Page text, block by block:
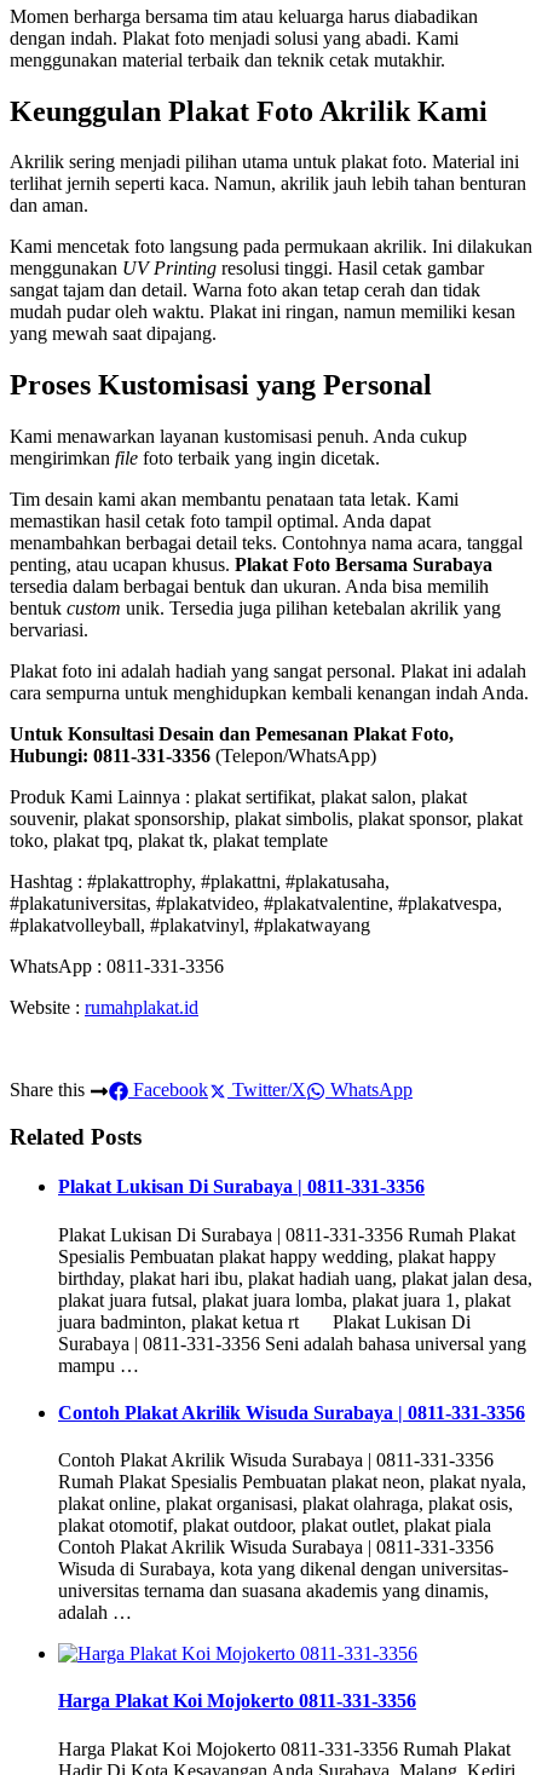
Momen berharga bersama tim atau keluarga harus diabadikan
dengan indah. Plakat foto menjadi solusi yang abadi. Kami
menggunakan material terbaik dan teknik cetak mutakhir.
Keunggulan Plakat Foto Akrilik Kami
Akrilik sering menjadi pilihan utama untuk plakat foto. Material ini
terlihat jernih seperti kaca. Namun, akrilik jauh lebih tahan benturan
dan aman.
Kami mencetak foto langsung pada permukaan akrilik. Ini dilakukan
menggunakan UV Printing resolusi tinggi. Hasil cetak gambar
sangat tajam dan detail. Warna foto akan tetap cerah dan tidak
mudah pudar oleh waktu. Plakat ini ringan, namun memiliki kesan
yang mewah saat dipajang.
Proses Kustomisasi yang Personal
Kami menawarkan layanan kustomisasi penuh. Anda cukup
mengirimkan file foto terbaik yang ingin dicetak.
Tim desain kami akan membantu penataan tata letak. Kami
memastikan hasil cetak foto tampil optimal. Anda dapat
menambahkan berbagai detail teks. Contohnya nama acara, tanggal
penting, atau ucapan khusus. Plakat Foto Bersama Surabaya
tersedia dalam berbagai bentuk dan ukuran. Anda bisa memilih
bentuk custom unik. Tersedia juga pilihan ketebalan akrilik yang
bervariasi.
Plakat foto ini adalah hadiah yang sangat personal. Plakat ini adalah
cara sempurna untuk menghidupkan kembali kenangan indah Anda.
Untuk Konsultasi Desain dan Pemesanan Plakat Foto,
Hubungi: 0811-331-3356 (Telepon/WhatsApp)
Produk Kami Lainnya : plakat sertifikat, plakat salon, plakat
souvenir, plakat sponsorship, plakat simbolis, plakat sponsor, plakat
toko, plakat tpq, plakat tk, plakat template
Hashtag : #plakattrophy, #plakattni, #plakatusaha,
#plakatuniversitas, #plakatvideo, #plakatvalentine, #plakatvespa,
#plakatvolleyball, #plakatvinyl, #plakatwayang
WhatsApp : 0811-331-3356
Website : rumahplakat.id
Share this Facebook Twitter/X WhatsApp
Related Posts
Plakat Lukisan Di Surabaya | 0811-331-3356
Plakat Lukisan Di Surabaya | 0811-331-3356 Rumah Plakat
Spesialis Pembuatan plakat happy wedding, plakat happy
birthday, plakat hari ibu, plakat hadiah uang, plakat jalan desa,
plakat juara futsal, plakat juara lomba, plakat juara 1, plakat
juara badminton, plakat ketua rt Plakat Lukisan Di
Surabaya | 0811-331-3356 Seni adalah bahasa universal yang
mampu …
Contoh Plakat Akrilik Wisuda Surabaya | 0811-331-3356
Contoh Plakat Akrilik Wisuda Surabaya | 0811-331-3356
Rumah Plakat Spesialis Pembuatan plakat neon, plakat nyala,
plakat online, plakat organisasi, plakat olahraga, plakat osis,
plakat otomotif, plakat outdoor, plakat outlet, plakat piala
Contoh Plakat Akrilik Wisuda Surabaya | 0811-331-3356
Wisuda di Surabaya, kota yang dikenal dengan universitas-
universitas ternama dan suasana akademis yang dinamis,
adalah …
Harga Plakat Koi Mojokerto 0811-331-3356
Harga Plakat Koi Mojokerto 0811-331-3356 Rumah Plakat
Hadir Di Kota Kesayangan Anda Surabaya, Malang, Kediri,